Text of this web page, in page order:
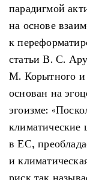
парадигмой
на основе
к
статьи В. С.
М. Корытного
основан на
эгоизме:
климатические
в ЕС,
и